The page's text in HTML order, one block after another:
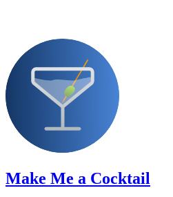
Make Me a Cocktail